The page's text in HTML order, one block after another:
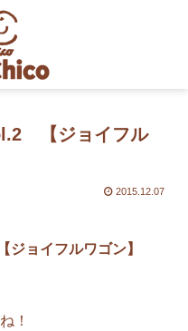
【ジョイフル
2015.12.07
ョイフルワゴン】
！